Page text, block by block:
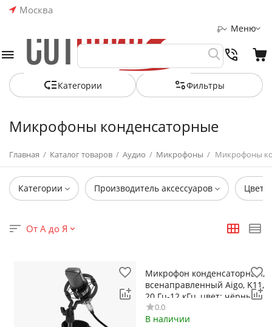
Москва
Меню
₽
Категории Фильтры
Микрофоны конденсаторные
Главная / Каталог товаров / Аудио / Микрофоны / Микрофоны
Категории Производитель аксессуаров Цвет
От А до Я
Микрофон конденсаторный,
всенаправленный Aigo, K11,
20 Гц-12 кГц, цвет: чёрный
0.0
В наличии